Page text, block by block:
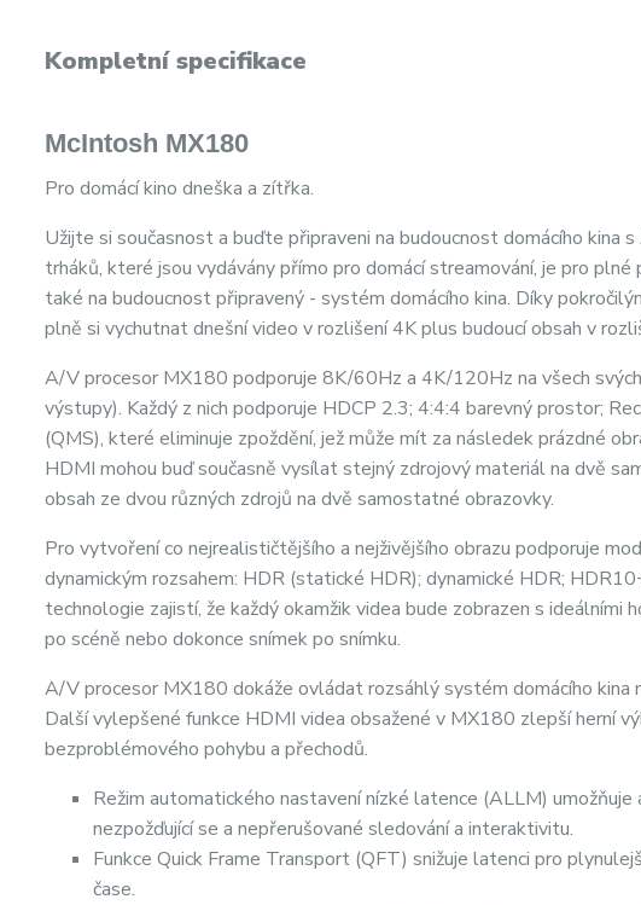
Kompletní specifikace
McIntosh MX180
Pro domácí kino dneška a zítřka.
Užijte si současnost a buďte připraveni na budoucnost domácího
trháků, které jsou vydávány přímo pro domácí streamování, je pro
také na budoucnost připravený - systém domácího kina. Díky
plně si vychutnat dnešní video v rozlišení 4K plus budoucí obsah v
A/V procesor MX180 podporuje 8K/60Hz a 4K/120Hz na všech
výstupy). Každý z nich podporuje HDCP 2.3; 4:4:4 barevný prostor;
(QMS), které eliminuje zpoždění, jež může mít za následek prázdné
HDMI mohou buď současně vysílat stejný zdrojový materiál na dvě
obsah ze dvou různých zdrojů na dvě samostatné obrazovky.
Pro vytvoření co nejrealističtějšího a nejživějšího obrazu podporuje
dynamickým rozsahem: HDR (statické HDR); dynamické HDR;
technologie zajistí, že každý okamžik videa bude zobrazen s
po scéně nebo dokonce snímek po snímku.
A/V procesor MX180 dokáže ovládat rozsáhlý systém domácího kina
Další vylepšené funkce HDMI videa obsažené v MX180 zlepší herní
bezproblémového pohybu a přechodů.
Režim automatického nastavení nízké latence (ALLM)
nezpožďující se a nepřerušované sledování a interaktivitu.
Funkce Quick Frame Transport (QFT) snižuje latenci pro
čase.